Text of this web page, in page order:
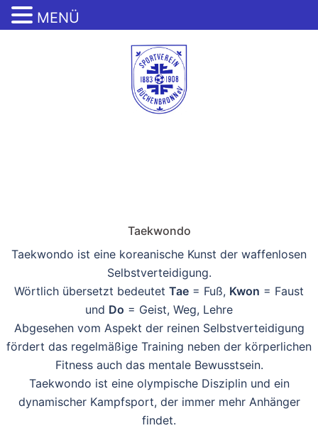
Taekwondo
Taekwondo ist eine koreanische Kunst der waffenlosen
Selbstverteidigung.
Wörtlich übersetzt bedeutet Tae = Fuß, Kwon = Faust
und Do = Geist, Weg, Lehre
Abgesehen vom Aspekt der reinen Selbstverteidigung
fördert das regelmäßige Training neben der körperlichen
Fitness auch das mentale Bewusstsein.
Taekwondo ist eine olympische Disziplin und ein
dynamischer Kampfsport, der immer mehr Anhänger
findet.
MENÜ